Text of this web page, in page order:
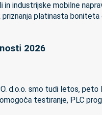
industrijske mobilne
2026
d.o.o. smo tudi letos,